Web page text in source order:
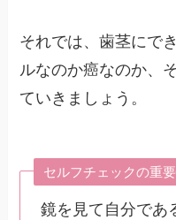
それでは、歯茎にで
ルなのか癌なのか、
ていきましょう。
セルフチェックの重
鏡を見て自分であ